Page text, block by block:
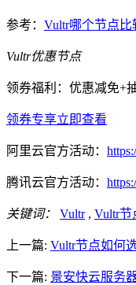
参考： Vultr哪个节点比
Vultr优惠节点
领券福利：优惠减免+
领券专享立即查看
阿里云官方活动：
腾讯云官方活动：
关键词： Vultr, Vultr节
上一篇: Vultr节点如何
下一篇: 景安快云服务